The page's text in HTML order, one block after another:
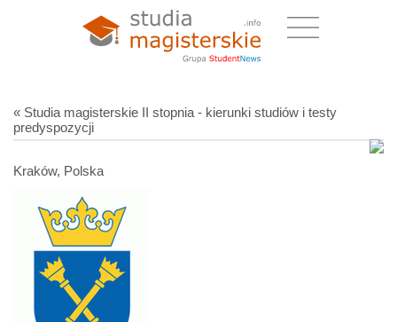
« Studia magisterskie II stopnia - kierunki studiów i testy
predyspozycji
Kraków, Polska